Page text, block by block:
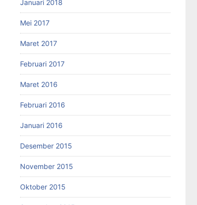
Januari 2018
Mei 2017
Maret 2017
Februari 2017
Maret 2016
Februari 2016
Januari 2016
Desember 2015
November 2015
Oktober 2015